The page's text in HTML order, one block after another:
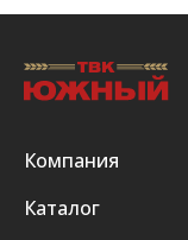
Компания
Каталог